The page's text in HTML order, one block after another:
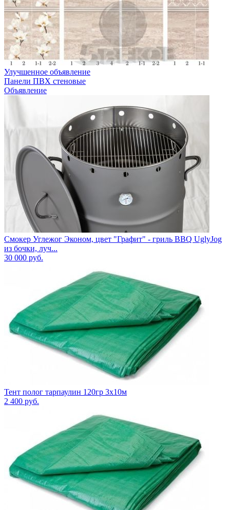
Улучшенное объявление
Панели ПВХ стеновые
Объявление
Смокер Углежог Эконом, цвет "Графит" - гриль BBQ UglyJog
из бочки, луч...
30 000 руб.
Тент полог тарпаулин 120гр 3х10м
2 400 руб.